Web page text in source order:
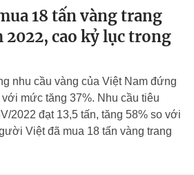
18 tấn vàng trang
2022, cao kỷ lục trong
nhu cầu vàng của Việt Nam đứng
mức tăng 37%. Nhu cầu tiêu
2022 đạt 13,5 tấn, tăng 58% so với
Việt đã mua 18 tấn vàng trang